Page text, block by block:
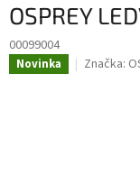
OSPREY
00099004
Novinka Značka: